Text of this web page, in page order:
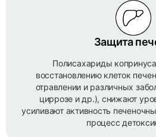
Защита
Полисахариды
восстановлению клеток
отравлении и различных
циррозе и др.), снижают
усиливают активность
процесс